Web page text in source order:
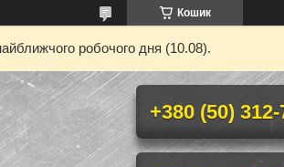
Кошик
робочого дня (10.08).
+380 (50)